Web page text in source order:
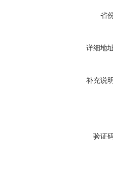
省
详细地
补充说
验证